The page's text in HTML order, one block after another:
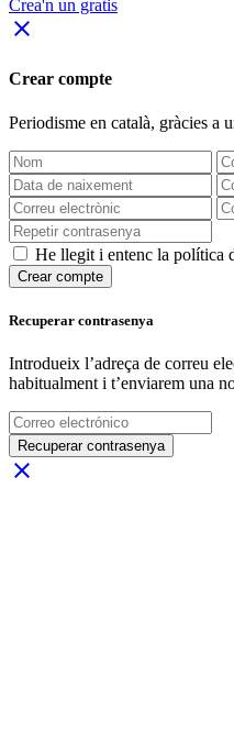
Crea'n un gratis
close
Crear compte
Periodisme en català, gràcies a
He llegit i entenc la política
Crear compte
Recuperar contrasenya
Introdueix l’adreça de correu
habitualment i t’enviarem una
Recuperar contrasenya
close